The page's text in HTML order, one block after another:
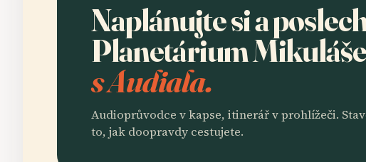
Naplánujte si a
Planetárium
s Audiala.
Audioprůvodce v kapse, itinerář v prohlížeči.
to, jak doopravdy cestujete.